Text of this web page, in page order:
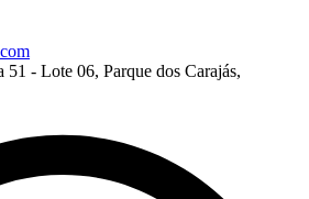
51 - Lote 06, Parque dos Carajás,